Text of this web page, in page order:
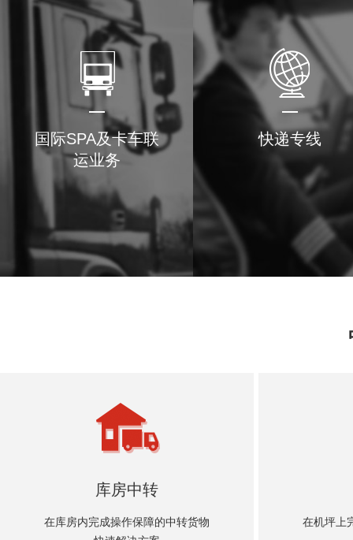
国际SPA及卡车联
运业务
快递专线
库房中转
在库房内完成操作保障的中转货物
在机坪上